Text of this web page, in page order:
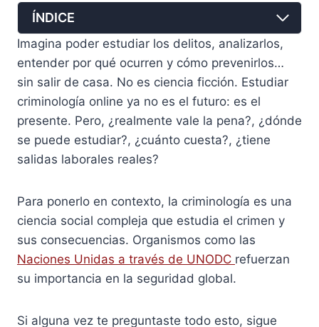
ÍNDICE
Imagina poder estudiar los delitos, analizarlos,
entender por qué ocurren y cómo prevenirlos…
sin salir de casa. No es ciencia ficción. Estudiar
criminología online ya no es el futuro: es el
presente. Pero, ¿realmente vale la pena?, ¿dónde
se puede estudiar?, ¿cuánto cuesta?, ¿tiene
salidas laborales reales?
Para ponerlo en contexto, la criminología es una
ciencia social compleja que estudia el crimen y
sus consecuencias. Organismos como las
Naciones Unidas a través de UNODC refuerzan
su importancia en la seguridad global.
Si alguna vez te preguntaste todo esto, sigue